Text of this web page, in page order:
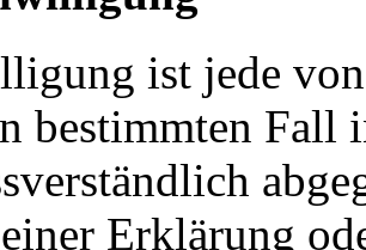
ist jede
bestimmten Fall
Erklärung